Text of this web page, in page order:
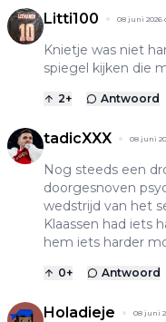
Litti100 08 juni 2026
Knietje was niet
spiegel kijken die
2+ Antwoord
tadicXXX 08 juni
Nog steeds een
doorgesnoven
wedstrijd van het
Klaassen had iets
hem iets harder
0+ Antwoord
Holadieje 08 juni